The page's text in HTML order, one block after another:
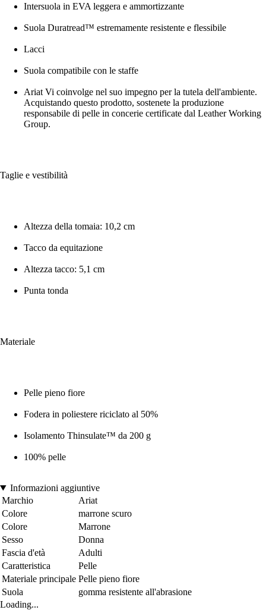
Intersuola in EVA leggera e ammortizzante
Suola Duratread™ estremamente resistente e flessibile
Lacci
Suola compatibile con le staffe
Ariat Vi coinvolge nel suo impegno per la tutela dell'ambiente.
Acquistando questo prodotto, sostenete la produzione
responsabile di pelle in concerie certificate dal Leather Working
Group.
Taglie e vestibilità
Altezza della tomaia: 10,2 cm
Tacco da equitazione
Altezza tacco: 5,1 cm
Punta tonda
Materiale
Pelle pieno fiore
Fodera in poliestere riciclato al 50%
Isolamento Thinsulate™ da 200 g
100% pelle
Informazioni aggiuntive
Marchio
Ariat
Colore
marrone scuro
Colore
Marrone
Sesso
Donna
Fascia d'età
Adulti
Caratteristica
Pelle
Materiale principale Pelle pieno fiore
Suola
gomma resistente all'abrasione
Loading...